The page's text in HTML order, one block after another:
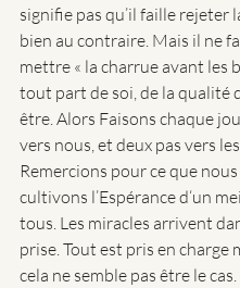
signifie pas qu’il faille rejeter
bien au contraire. Mais il ne
mettre « la charrue avant les
tout part de soi, de la qualité
être. Alors Faisons chaque
vers nous, et deux pas vers
Remercions pour ce que
cultivons l’Espérance d‘un
tous. Les miracles arrivent
prise. Tout est pris en charge
cela ne semble pas être le cas.